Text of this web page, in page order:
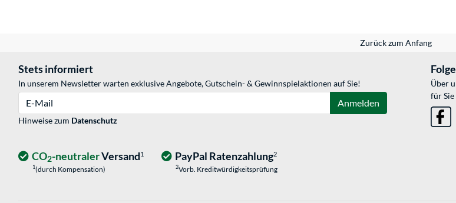
Zurück zum Anfang
Stets informiert
In unserem Newsletter warten exklusive Angebote, Gutschein- & Gewinnspielaktionen auf Sie!
Anmelden
Hinweise zum Datenschutz
Über
für Sie
CO2-neutralerVersand1
1(durch Kompensation)
PayPal Ratenzahlung2
2Vorb. Kreditwürdigkeitsprüfung